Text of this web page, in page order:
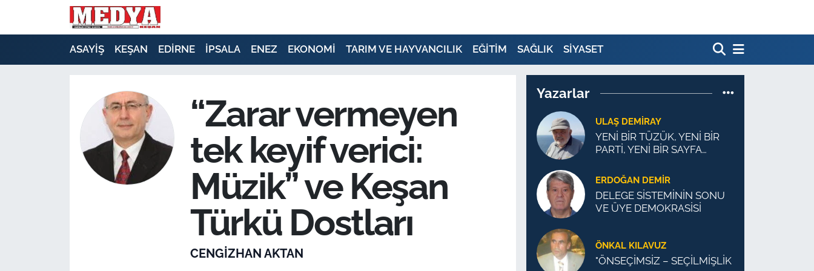
ASAYİŞ KEŞAN EDİRNE İPSALA ENEZ EKONOMİ TARIM VE HAYVANCILIK EĞİTİM SAĞLIK SİYASET
“Zarar vermeyen
tek keyif verici:
Müzik” ve Keşan
Türkü Dostları
CENGİZHAN AKTAN
Yazarlar
ULAŞ DEMİRAY
YENİ BİR TÜZÜK, YENİ BİR
PARTİ, YENİ BİR SAYFA
ERDOĞAN DEMIR
DELEGE SİSTEMİNİN SONU
VE ÜYE DEMOKRASİSİ
ÖNKAL KILAVUZ
"ÖNSEÇİMSİZ – SEÇİLMİŞLİK